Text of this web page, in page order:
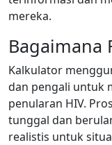
mereka.
Bagaimana
Kalkulator
dan pengali untuk
penularan HIV.
tunggal dan
realistis untuk